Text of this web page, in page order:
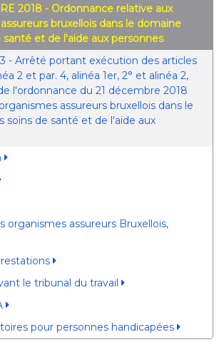
2018 - Ordonnance relative aux
bruxellois dans le domaine
santé et de l'aide aux personnes
- Arrêté portant exécution des articles
2 et par. 4, alinéa 1er, 2° et alinéa 2,
l'ordonnance du 21 décembre 2018
assureurs bruxellois dans le
soins de santé et de l'aide aux
organismes assureurs Bruxellois,
le tribunal du travail
pour personnes handicapées